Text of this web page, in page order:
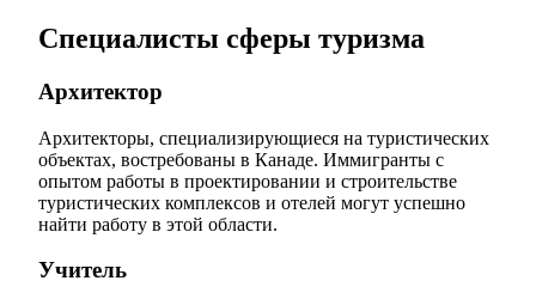
Специалисты сферы туризма
Архитектор
Архитекторы, специализирующиеся на туристических
объектах, востребованы в Канаде. Иммигранты с
опытом работы в проектировании и строительстве
туристических комплексов и отелей могут успешно
найти работу в этой области.
Учитель